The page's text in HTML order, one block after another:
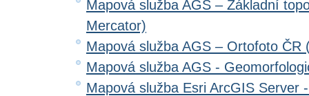
Mapová služba AGS – Základní
Mercator)
Mapová služba AGS – Ortofoto ČR
Mapová služba AGS -
Mapová služba Esri ArcGIS Server